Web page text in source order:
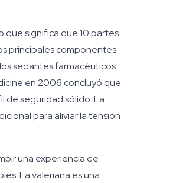
que significa que 10 partes
principales componentes
sedantes farmacéuticos
en 2006 concluyó que
de seguridad sólido. La
para aliviar la tensión
una experiencia de
La valeriana es una